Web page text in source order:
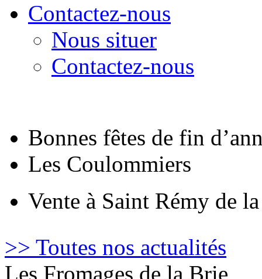
Contactez-nous
Nous situer
Contactez-nous
Bonnes fêtes de fin
Les Coulommiers
Vente à Saint Rémy de
>> Toutes nos actualités
Les Fromages de la Brie